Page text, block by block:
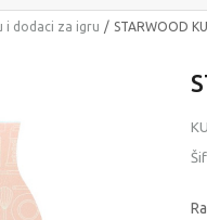
i dodaci za igru STARWOOD